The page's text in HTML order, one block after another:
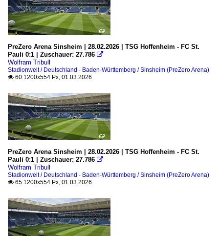
PreZero Arena Sinsheim | 28.02.2026 | TSG Hoffenheim - FC St.
Pauli 0:1 | Zuschauer: 27.786 
Wolfram Tribull
Stadionwelt / Deutschland - Baden-Württemberg / Sinsheim (PreZero Arena)
 60 1200x554 Px, 01.03.2026
PreZero Arena Sinsheim | 28.02.2026 | TSG Hoffenheim - FC St.
Pauli 0:1 | Zuschauer: 27.786 
Wolfram Tribull
Stadionwelt / Deutschland - Baden-Württemberg / Sinsheim (PreZero Arena)
 65 1200x554 Px, 01.03.2026